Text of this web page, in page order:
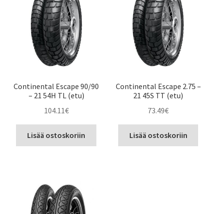
Continental Escape 90/90
– 21 54H TL (etu)
104.11€
Lisää ostoskoriin
Continental Escape 2.75 –
21 45S TT (etu)
73.49€
Lisää ostoskoriin